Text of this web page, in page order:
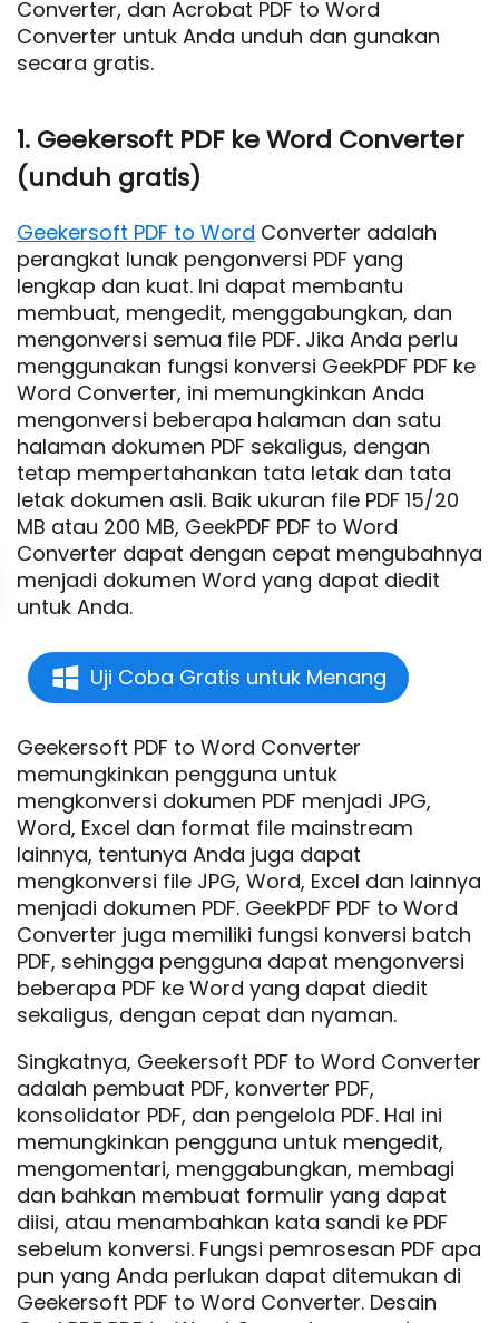
Converter, dan Acrobat PDF to Word
Converter untuk Anda unduh dan gunakan
secara gratis.
1. Geekersoft PDF ke Word Converter
(unduh gratis)
Geekersoft PDF to Word Converter adalah
perangkat lunak pengonversi PDF yang
lengkap dan kuat. Ini dapat membantu
membuat, mengedit, menggabungkan, dan
mengonversi semua file PDF. Jika Anda perlu
menggunakan fungsi konversi GeekPDF PDF ke
Word Converter, ini memungkinkan Anda
mengonversi beberapa halaman dan satu
halaman dokumen PDF sekaligus, dengan
tetap mempertahankan tata letak dan tata
letak dokumen asli. Baik ukuran file PDF 15/20
MB atau 200 MB, GeekPDF PDF to Word
Converter dapat dengan cepat mengubahnya
menjadi dokumen Word yang dapat diedit
untuk Anda.
Uji Coba Gratis untuk Menang
Geekersoft PDF to Word Converter
memungkinkan pengguna untuk
mengkonversi dokumen PDF menjadi JPG,
Word, Excel dan format file mainstream
lainnya, tentunya Anda juga dapat
mengkonversi file JPG, Word, Excel dan lainnya
menjadi dokumen PDF. GeekPDF PDF to Word
Converter juga memiliki fungsi konversi batch
PDF, sehingga pengguna dapat mengonversi
beberapa PDF ke Word yang dapat diedit
sekaligus, dengan cepat dan nyaman.
Singkatnya, Geekersoft PDF to Word Converter
adalah pembuat PDF, konverter PDF,
konsolidator PDF, dan pengelola PDF. Hal ini
memungkinkan pengguna untuk mengedit,
mengomentari, menggabungkan, membagi
dan bahkan membuat formulir yang dapat
diisi, atau menambahkan kata sandi ke PDF
sebelum konversi. Fungsi pemrosesan PDF apa
pun yang Anda perlukan dapat ditemukan di
Geekersoft PDF to Word Converter. Desain